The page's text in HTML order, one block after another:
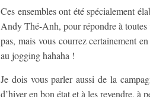
Ces ensembles ont été spécialement
Andy Thé-Anh, pour répondre à
pas, mais vous courrez certainement
au jogging hahaha !
Je dois vous parler aussi de la
d’hiver en bon état et à les revendre,